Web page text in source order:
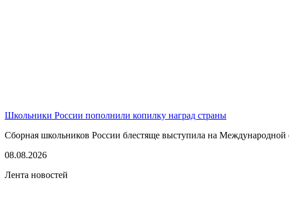
Школьники России пополнили копилку наград страны
Сборная школьников России блестяще выступила на
08.08.2026
Лента новостей